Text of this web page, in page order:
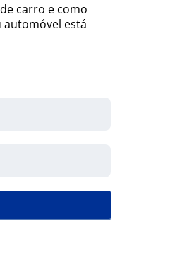
carro e como
automóvel está